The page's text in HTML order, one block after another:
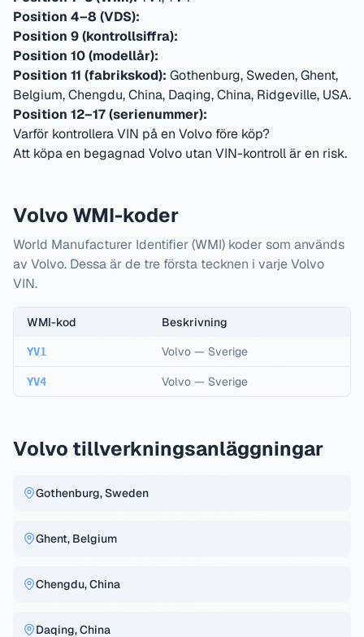
Position 4–8 (VDS):
Position 9 (kontrollsiffra):
Position 10 (modellår):
Position 11 (fabrikskod): Gothenburg, Sweden, Ghent,
Belgium, Chengdu, China, Daqing, China, Ridgeville, USA.
Position 12–17 (serienummer):
Varför kontrollera VIN på en Volvo före köp?
Att köpa en begagnad Volvo utan VIN-kontroll är en risk.
Volvo WMI-koder
World Manufacturer Identifier (WMI) koder som används
av Volvo. Dessa är de tre första tecknen i varje Volvo
VIN.
WMI-kod Beskrivning
YV1 Volvo — Sverige
YV4 Volvo — Sverige
Volvo tillverkningsanläggningar
Gothenburg, Sweden
Ghent, Belgium
Chengdu, China
Daqing, China